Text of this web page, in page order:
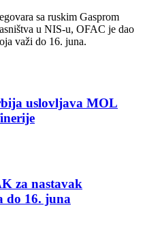
sa ruskim Gasprom
u NIS-u, OFAC je dao
važi do 16. juna.
uslovljava MOL
za nastavak
do 16. juna